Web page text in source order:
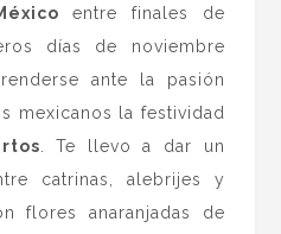
entre finales de
días de noviembre
ante la pasión
mexicanos la festividad
. Te llevo a dar un
catrinas, alebrijes y
flores anaranjadas de